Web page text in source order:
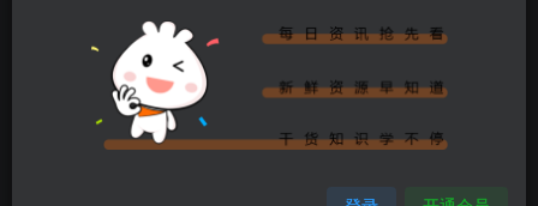
QQ,微信APP内已经违规的域名，使用此网站可以强行打
开，并且做到持续超长时间不会再次爆红！
预览截图